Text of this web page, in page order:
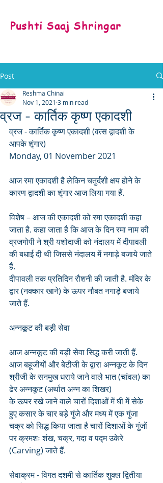
Pushti Saaj Shringar
Post
व्रज - कार्तिक कृष्ण एकादशी
Reshma Chinai
Nov 1, 2021 3 min read
व्रज - कार्तिक कृष्ण एकादशी (वत्स द्वादशी के
आपके शृंगार)
Monday, 01 November 2021
आज रमा एकादशी है लेकिन चतुर्दशी क्षय होने के
कारण द्वादशी का शृंगार आज लिया गया हैं.
विशेष – आज की एकादशी को रमा एकादशी कहा
जाता है. कहा जाता है कि आज के दिन रमा नाम की
व्रजगोपी ने श्री यशोदाजी को नंदालय में दीपावली
की बधाई दी थी जिससे नंदालय में नगाड़े बजाये जाते
हैं.
दीपावली तक प्रतिदिन रौशनी की जाती है. मंदिर के
द्वार (नक्कार खाने) के ऊपर नौबत नगाड़े बजाये
जाते हैं.
अन्नकूट की बड़ी सेवा
आज अन्नकूट की बड़ी सेवा सिद्ध करी जाती हैं.
आज बहूजीयों और बेटीजी के द्वारा अन्नकूट के दिन
श्रीजी के सनमुख धराये जाने वाले भात (चांवल) का
ढेर अन्नकूट (अर्थात अन्न का शिखर)
के ऊपर रखे जाने वाले चारों दिशाओं में घी में सेके
हुए कसार के चार बड़े गुंजे और मध्य में एक गुंजा
चक्र को सिद्ध किया जाता है चारों दिशाओं के गुंजों
पर क्रमशः शंख, चक्र, गदा व पद्म उकेरे
(Carving) जाते हैं.
सेवाक्रम - विगत दशमी से कार्तिक शुक्ल द्वितीया